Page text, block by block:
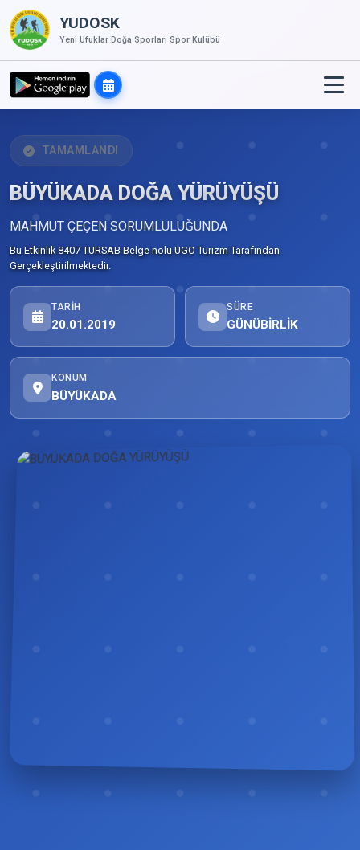
YUDOSK
Yeni Ufuklar Doğa Sporları Spor Kulübü
TAMAMLANDI
BÜYÜKADA DOĞA YÜRÜYÜŞÜ
MAHMUT ÇEÇEN SORUMLULUĞUNDA
Bu Etkinlik 8407 TURSAB Belge nolu UGO Turizm Tarafından
Gerçekleştirilmektedir.
TARIH
20.01.2019
SÜRE
GÜNÜBİRLİK
KONUM
BÜYÜKADA